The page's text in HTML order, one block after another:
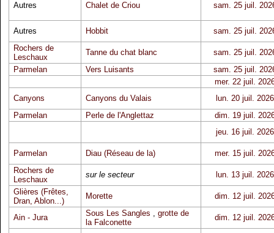
Autres Chalet de Criou sam. 25 juil.
Autres Hobbit
sam. 25 juil.
Rochers de
Leschaux
Tanne du chat blanc
sam. 25 juil.
Parmelan
Vers Luisants
sam. 25 juil.
mer. 22 juil.
Canyons
Canyons du Valais
lun. 20 juil. 2026
Parmelan
Perle de l'Anglettaz
dim. 19 juil.
jeu. 16 juil. 2026
Parmelan Diau (Réseau de la)
mer. 15 juil.
Rochers de
Leschaux
sur le secteur
lun. 13 juil. 2026
Glières (Frêtes,
Dran, Ablon...)
Morette dim. 12 juil.
Ain - Jura Sous Les Sangles , grotte de
la Falconette
dim. 12 juil.